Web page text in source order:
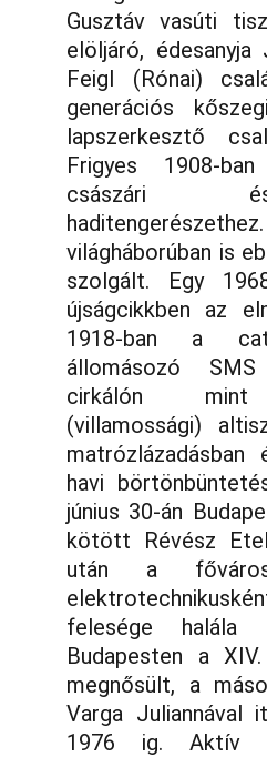
Gusztáv vasúti
elöljáró, édesanyja
Feigl (Rónai)
generációs
lapszerkesztő
Frigyes 1908-
császári
világháborúban is
szolgált. Egy
újságcikkben az
1918-ban a
állomásozó
cirkálón mint
(villamossági)
havi
június 30-án
kötött Révész
után a
felesége halála
Budapesten a
megnősült, a
Varga Juliannával
1976 ig. Aktív